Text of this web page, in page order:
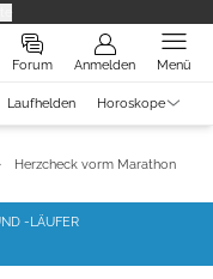
Forum Anmelden Menü
Laufhelden Horoskope
Herzcheck vorm Marathon
-LÄUFER